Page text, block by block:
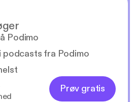
Podimo
podcasts fra Podimo
Prøv gratis